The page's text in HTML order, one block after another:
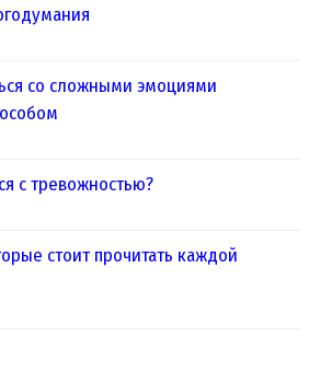
со сложными эмоциями
с тревожностью?
стоит прочитать каждой